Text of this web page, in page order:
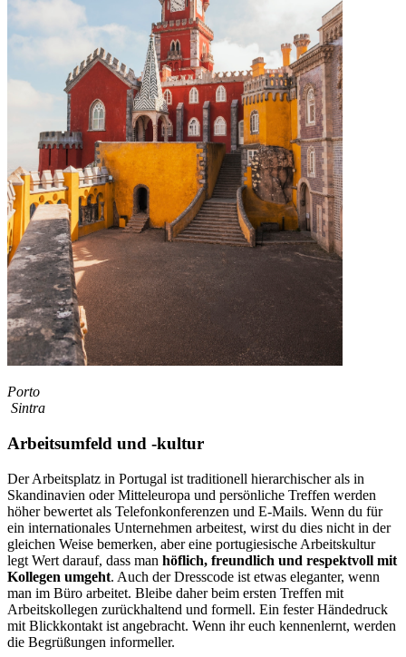
Porto
Sintra
Arbeitsumfeld und -kultur
Der Arbeitsplatz in Portugal ist traditionell hierarchischer als in
Skandinavien oder Mitteleuropa und persönliche Treffen werden
höher bewertet als Telefonkonferenzen und E-Mails. Wenn du für
ein internationales Unternehmen arbeitest, wirst du dies nicht in der
gleichen Weise bemerken, aber eine portugiesische Arbeitskultur
legt Wert darauf, dass man höflich, freundlich und respektvoll mit
Kollegen umgeht. Auch der Dresscode ist etwas eleganter, wenn
man im Büro arbeitet. Bleibe daher beim ersten Treffen mit
Arbeitskollegen zurückhaltend und formell. Ein fester Händedruck
mit Blickkontakt ist angebracht. Wenn ihr euch kennenlernt, werden
die Begrüßungen informeller.